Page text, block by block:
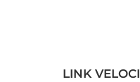
LINK VELOCI